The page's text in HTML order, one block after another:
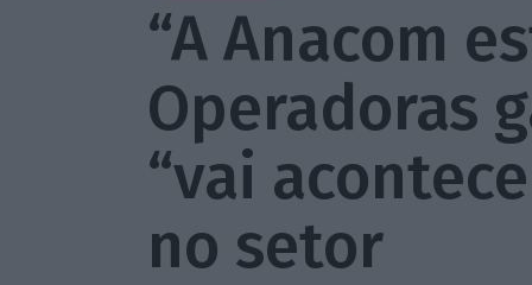
“A Anacom
Operadoras
“vai
no setor